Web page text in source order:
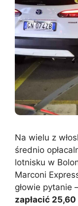
Na wielu z
średnio
lotnisku w
Marconi
głowie pytanie
zapłacić